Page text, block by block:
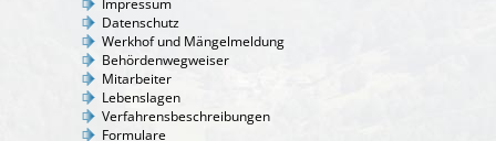
Datenschutz
Werkhof und Mängelmeldung
Behördenwegweiser
Mitarbeiter
Lebenslagen
Verfahrensbeschreibungen
Formulare